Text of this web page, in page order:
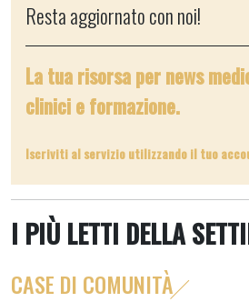
Resta aggiornato con noi!
La tua risorsa per news
clinici e formazione.
Iscriviti al servizio utilizzando il tuo
I PIÙ LETTI DELLA
CASE DI COMUNITÀ